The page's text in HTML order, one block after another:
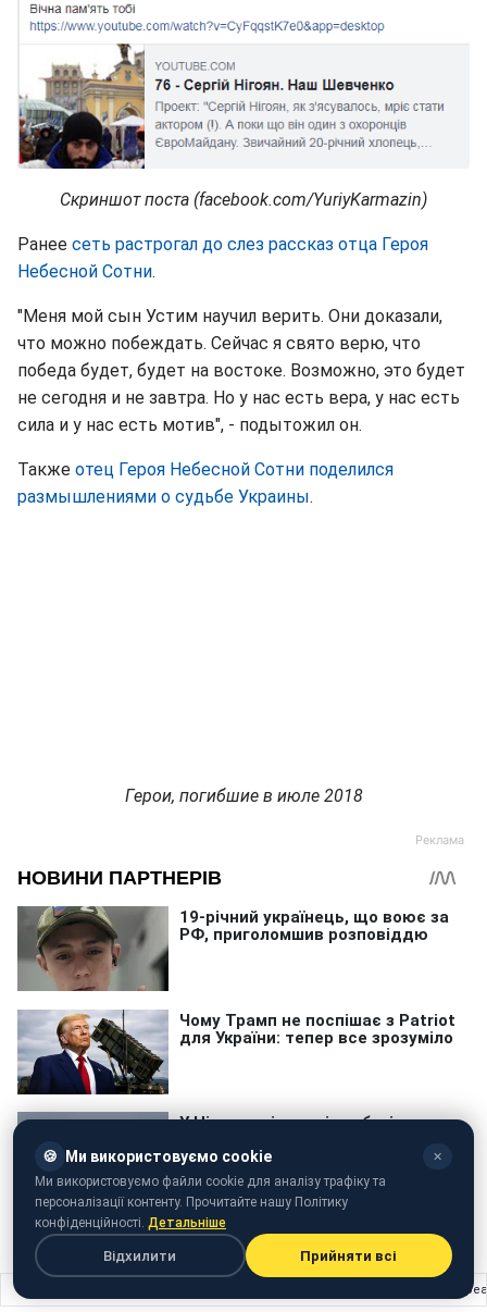
Скриншот поста (facebook.com/YuriyKarmazin)
Ранее сеть растрогал до слез рассказ отца Героя
Небесной Сотни.
"Меня мой сын Устим научил верить. Они доказали,
что можно побеждать. Сейчас я свято верю, что
победа будет, будет на востоке. Возможно, это будет
не сегодня и не завтра. Но у нас есть вера, у нас есть
сила и у нас есть мотив", - подытожил он.
Также отец Героя Небесной Сотни поделился
размышлениями о судьбе Украины.
Герои, погибшие в июле 2018
"Надолго ли…" Филипп Киркоров неоднозначно
🍪 Ми використовуємо cookie ✕
Ми використовуємо файли cookie для аналізу трафіку та
персоналізації контенту. Прочитайте нашу Політику
конфіденційності. Детальніше
Відхилити Прийняти всі